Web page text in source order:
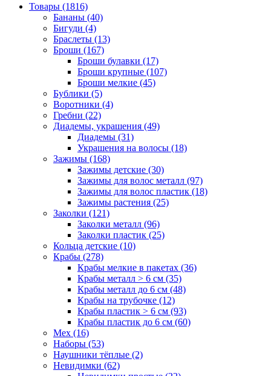
Товары (1816)
Бананы (40)
Бигуди (4)
Браслеты (13)
Броши (167)
Броши булавки (17)
Броши крупные (107)
Броши мелкие (45)
Бублики (5)
Воротники (4)
Гребни (22)
Диадемы, украшения (49)
Диадемы (31)
Украшения на волосы (18)
Зажимы (168)
Зажимы детские (30)
Зажимы для волос металл (97)
Зажимы для волос пластик (18)
Зажимы растения (25)
Заколки (121)
Заколки металл (96)
Заколки пластик (25)
Кольца детские (10)
Крабы (278)
Крабы мелкие в пакетах (36)
Крабы металл > 6 см (35)
Крабы металл до 6 см (48)
Крабы на трубочке (12)
Крабы пластик > 6 см (93)
Крабы пластик до 6 см (60)
Мех (16)
Наборы (53)
Наушники тёплые (2)
Невидимки (62)